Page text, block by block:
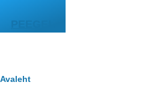
PEEGEL
Leivapuru
Avaleht